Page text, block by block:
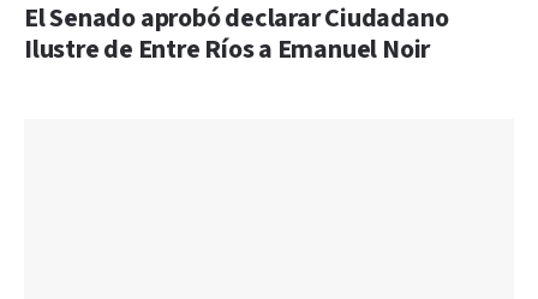
El Senado aprobó declarar Ciudadano
Ilustre de Entre Ríos a Emanuel Noir